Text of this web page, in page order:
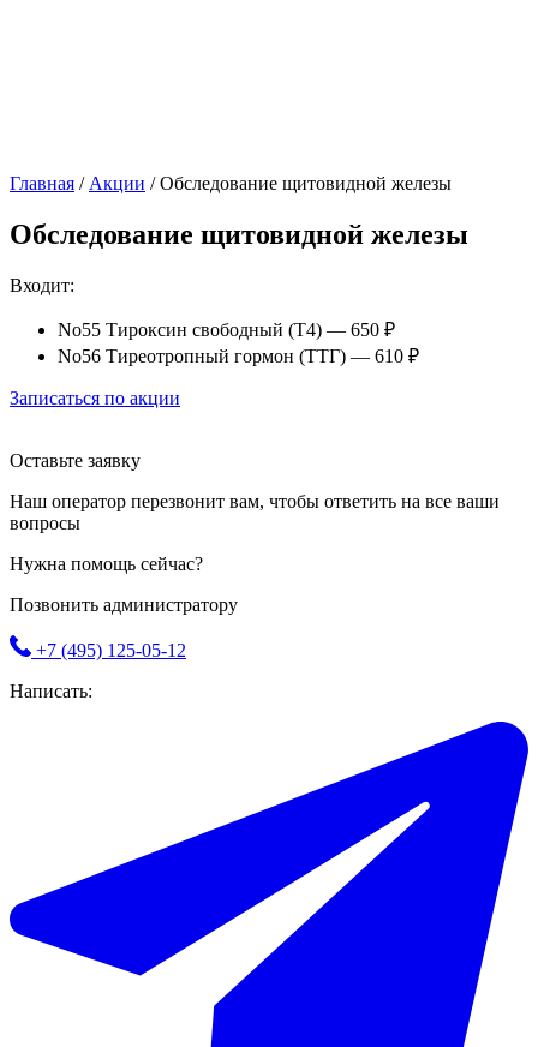
Главная / Акции /Обследование щитовидной железы
Обследование щитовидной железы
Входит:
No55 Тироксин свободный (Т4) — 650 ₽
No56 Тиреотропный гормон (ТТГ) — 610 ₽
Записаться по акции
Оставьте заявку
Наш оператор перезвонит вам, чтобы ответить на все ваши
вопросы
Нужна помощь сейчас?
Позвонить администратору
+7 (495) 125-05-12
Написать: